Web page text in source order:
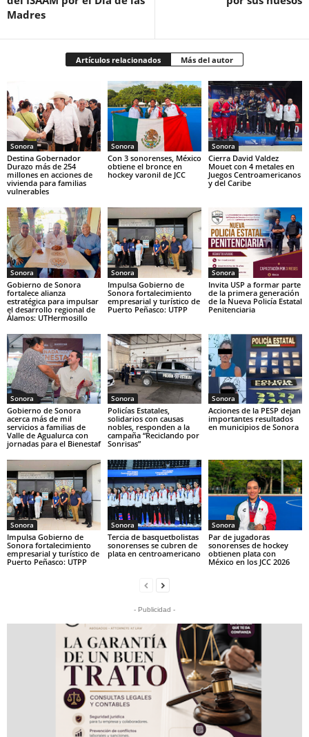
Madres
Artículos relacionados Más del autor
Sonora
Destina Gobernador
Durazo más de 254
millones en acciones de
vivienda para familias
vulnerables
Sonora
Con 3 sonorenses, México
obtiene el bronce en
hockey varonil de JCC
Sonora
Cierra David Valdez
Mouet con 4 metales en
Juegos Centroamericanos
y del Caribe
Sonora
Gobierno de Sonora
fortalece alianza
estratégica para impulsar
el desarrollo regional de
Álamos: UTHermosillo
Sonora
Impulsa Gobierno de
Sonora fortalecimiento
empresarial y turístico de
Puerto Peñasco: UTPP
Sonora
Invita USP a formar parte
de la primera generación
de la Nueva Policía Estatal
Penitenciaria
Sonora
Gobierno de Sonora
acerca más de mil
servicios a familias de
Valle de Agualurca con
jornadas para el Bienestaf
Sonora
Policías Estatales,
solidarios con causas
nobles, responden a la
campaña “Reciclando por
Sonrisas”
Sonora
Acciones de la PESP dejan
importantes resultados
en municipios de Sonora
Sonora
Impulsa Gobierno de
Sonora fortalecimiento
empresarial y turístico de
Puerto Peñasco: UTPP
Sonora
Tercia de basquetbolistas
sonorenses se cubren de
plata en centroamericano
Sonora
Par de jugadoras
sonorenses de hockey
obtienen plata con
México en los JCC 2026
- Publicidad -